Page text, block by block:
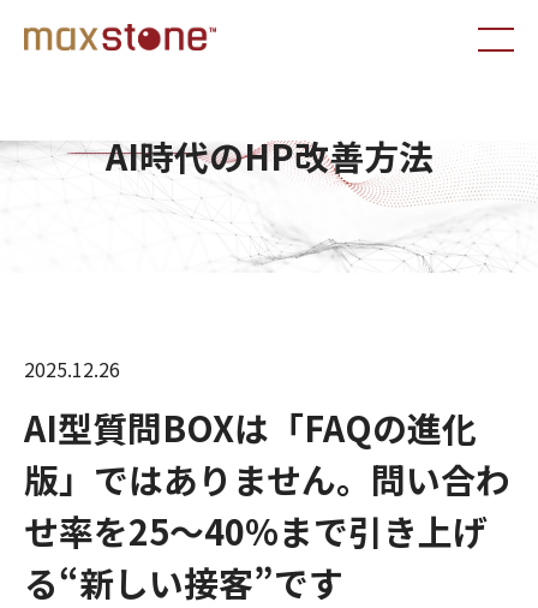
AI時代のHP改善方法
2025.12.26
AI型質問BOXは「FAQの進化
版」ではありません。問い合わ
せ率を25〜40%まで引き上げ
る“新しい接客”です